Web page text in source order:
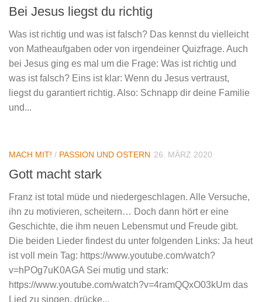
Bei Jesus liegst du richtig
Was ist richtig und was ist falsch? Das kennst du vielleicht
von Matheaufgaben oder von irgendeiner Quizfrage. Auch
bei Jesus ging es mal um die Frage: Was ist richtig und
was ist falsch? Eins ist klar: Wenn du Jesus vertraust,
liegst du garantiert richtig. Also: Schnapp dir deine Familie
und...
MACH MIT! / PASSION UND OSTERN 26. MÄRZ 2020
Gott macht stark
Franz ist total müde und niedergeschlagen. Alle Versuche,
ihn zu motivieren, scheitern… Doch dann hört er eine
Geschichte, die ihm neuen Lebensmut und Freude gibt.
Die beiden Lieder findest du unter folgenden Links: Ja heut
ist voll mein Tag: https://www.youtube.com/watch?
v=hPOg7uK0AGA Sei mutig und stark:
https://www.youtube.com/watch?v=4ramQQxO03kUm das
Lied zu singen, drücke...